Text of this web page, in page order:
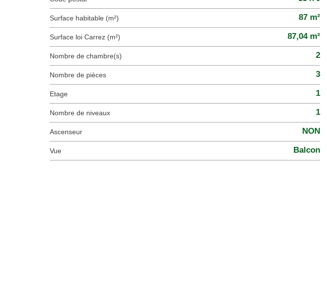
Surface habitable (m²) 87 m²
Surface loi Carrez (m²) 87,04 m²
Nombre de chambre(s) 2
Nombre de pièces 3
Etage 1
Nombre de niveaux 1
Ascenseur NON
Vue Balcon